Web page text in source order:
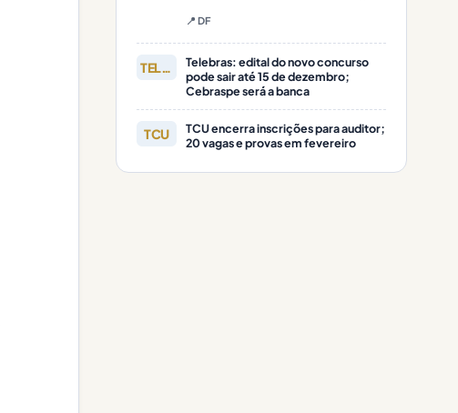
📍 DF
TELEBRAS
Telebras: edital do novo concurso
pode sair até 15 de dezembro;
Cebraspe será a banca
TCU
TCU encerra inscrições para auditor;
20 vagas e provas em fevereiro